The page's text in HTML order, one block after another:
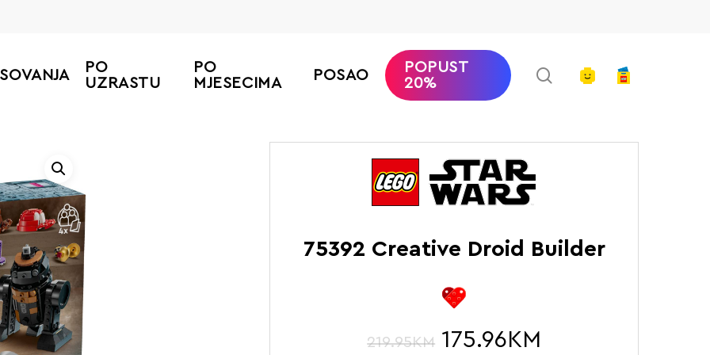
PO
UZRASTU
PO
MJESECIMA
POSAO
POPUST
20%
searchaccount
75392 Creative Droid Builder
219.95KM 175.96 KM